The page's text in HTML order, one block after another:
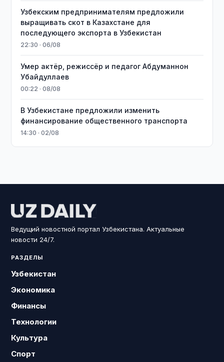
Узбекским предпринимателям предложили
выращивать скот в Казахстане для
последующего экспорта в Узбекистан
22:30 · 06/08
Умер актёр, режиссёр и педагог Абдуманнон
Убайдуллаев
00:22 · 08/08
В Узбекистане предложили изменить
финансирование общественного транспорта
14:30 · 02/08
Ведущий новостной портал Узбекистана. Актуальные
новости 24/7.
РАЗДЕЛЫ
Узбекистан
Экономика
Финансы
Технологии
Культура
Спорт